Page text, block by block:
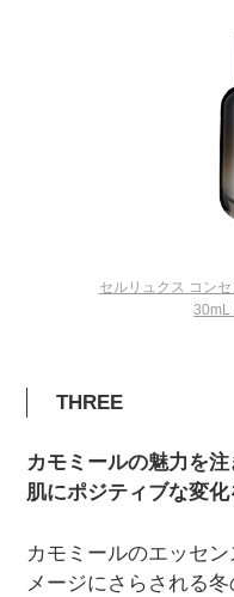
セルリュクス コン
30mL
THREE
カモミールの魅力を
肌にポジティブな変
カモミールのエッセ
メージにさらされる冬